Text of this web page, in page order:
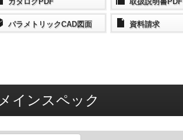
パラメトリックCAD図面 資料請求
メインスペック